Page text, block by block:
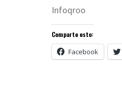
Infoqroo
Comparte esto:
Facebook